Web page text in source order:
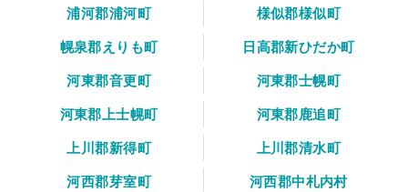
浦河郡浦河町
様似郡様似町
幌泉郡えりも町
日高郡新ひだか町
河東郡音更町
河東郡士幌町
河東郡上士幌町
河東郡鹿追町
上川郡新得町
上川郡清水町
河西郡芽室町
河西郡中札内村